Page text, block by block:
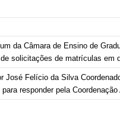
da Câmara de Ensino de
de solicitações de matrículas em
José Felício da Silva C
para responder pela